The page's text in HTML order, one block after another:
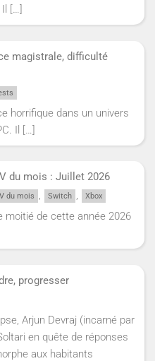
[…]
magistrale, difficulté
horrifique dans un univers
Il […]
du mois : Juillet 2026
du mois , Switch , Xbox
moitié de cette année 2026
progresser
Arjun Devraj (incarné par
en quête de réponses
aux habitants